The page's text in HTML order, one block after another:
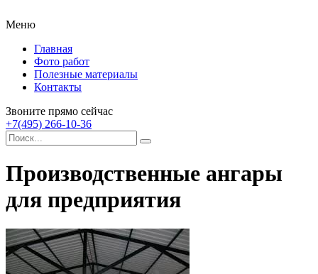
Меню
Главная
Фото работ
Полезные материалы
Контакты
Звоните прямо сейчас
+7(495) 266-10-36
Производственные ангары
для предприятия